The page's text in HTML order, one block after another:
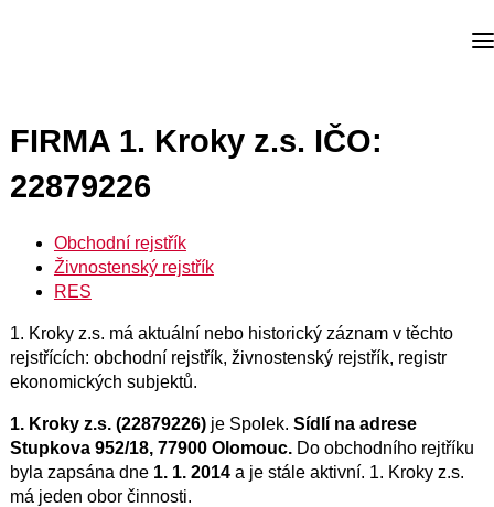
FIRMA 1. Kroky z.s. IČO:
22879226
Obchodní rejstřík
Živnostenský rejstřík
RES
1. Kroky z.s. má aktuální nebo historický záznam v těchto
rejstřících: obchodní rejstřík, živnostenský rejstřík, registr
ekonomických subjektů.
1. Kroky z.s. (22879226)je Spolek. Sídlí na adrese
Stupkova 952/18, 77900 Olomouc. Do obchodního rejtříku
byla zapsána dne 1. 1. 2014a je stále aktivní. 1. Kroky z.s.
má jeden obor činnosti.